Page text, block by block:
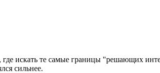
где искать те самые границы "решающих
сильнее.